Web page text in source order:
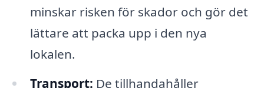
minskar risken för skador och gör det
lättare att packa upp i den nya
lokalen.
Transport: De tillhandahåller